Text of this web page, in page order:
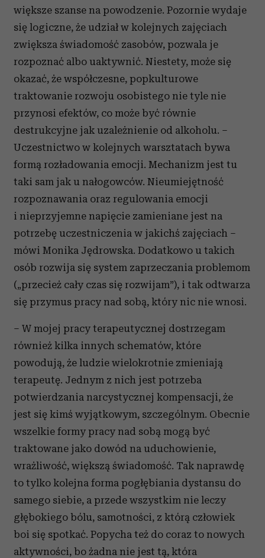
większe szanse na powodzenie. Pozornie wydaje
się logiczne, że udział w kolejnych zajęciach
zwiększa świadomość zasobów, pozwala je
rozpoznać albo uaktywnić. Niestety, może się
okazać, że współczesne, popkulturowe
traktowanie rozwoju osobistego nie tyle nie
przynosi efektów, co może być równie
destrukcyjne jak uzależnienie od alkoholu. –
Uczestnictwo w kolejnych warsztatach bywa
formą rozładowania emocji. Mechanizm jest tu
taki sam jak u nałogowców. Nieumiejętność
rozpoznawania oraz regulowania emocji
i nieprzyjemne napięcie zamieniane jest na
potrzebę uczestniczenia w jakichś zajęciach –
mówi Monika Jędrowska. Dodatkowo u takich
osób rozwija się system zaprzeczania problemom
(„przecież cały czas się rozwijam”), i tak odtwarza
się przymus pracy nad sobą, który nic nie wnosi.
– W mojej pracy terapeutycznej dostrzegam
również kilka innych schematów, które
powodują, że ludzie wielokrotnie zmieniają
terapeutę. Jednym z nich jest potrzeba
potwierdzania narcystycznej kompensacji, że
jest się kimś wyjątkowym, szczególnym. Obecnie
wszelkie formy pracy nad sobą mogą być
traktowane jako dowód na uduchowienie,
wrażliwość, większą świadomość. Tak naprawdę
to tylko kolejna forma pogłębiania dystansu do
samego siebie, a przede wszystkim nie leczy
głębokiego bólu, samotności, z którą człowiek
boi się spotkać. Popycha też do coraz to nowych
aktywności, bo żadna nie jest tą, która